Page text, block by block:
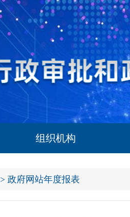
组织机构
> 政府网站年度报表